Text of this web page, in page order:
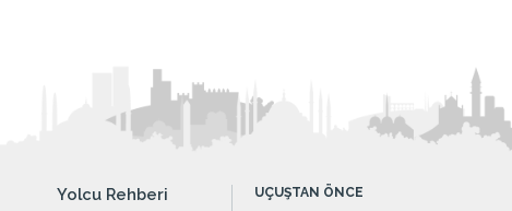
Yolcu Rehberi
UÇUŞTAN ÖNCE